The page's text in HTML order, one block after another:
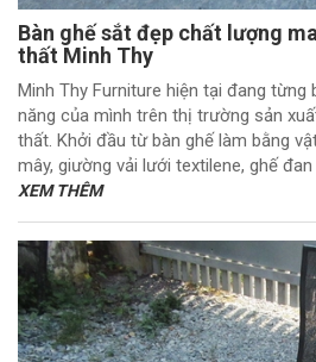
Bàn ghế sắt đẹp chất lượng
thất Minh Thy
Minh Thy Furniture hiện tại đang từng
năng của mình trên thị trường sản
thất. Khởi đầu từ bàn ghế làm bằng
mây, giường vải lưới textilene, ghế
đẹp cho đến...
XEM THÊM